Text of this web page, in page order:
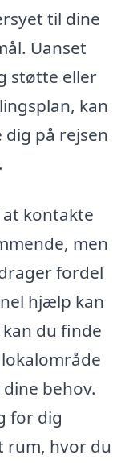
til dine
Uanset
støtte eller
kan
på rejsen
kontakte
men
fordel
hjælp kan
kan du finde
behov.
for dig
rum, hvor du